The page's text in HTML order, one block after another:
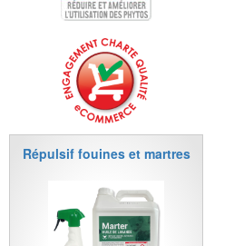
Répulsif fouines et martres